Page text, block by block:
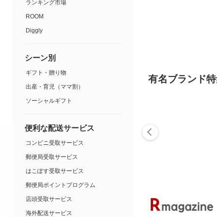
有名ブランド
ランキング市場
ROOM
Diggly
シーン別
ギフト・贈り物
出産・育児（ママ割）
ソーシャルギフト
便利な配送サービス
コンビニ受取サービス
郵便局受取サービス
はこぽす受取サービス
郵便局ポイントプログラム
店頭受取サービス
海外配送サービス